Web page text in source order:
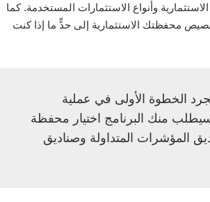
وأنواع الاستثمارات المستخدمة. كما
محفظتك الاستثمارية إلى حدٍّ ما إذا كنت
الخطوة الأولى في عملية
منك البرنامج اختيار محفظة
المؤشرات المتداولة وصناديق